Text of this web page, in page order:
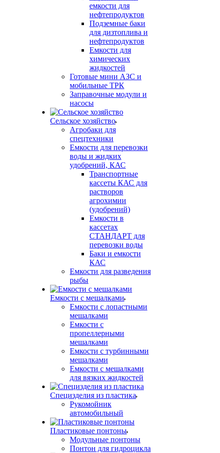
емкости для
нефтепродуктов
Подземные баки
для дизтоплива и
нефтепродуктов
Емкости для
химических
жидкостей
Готовые мини АЗС и
мобильные ТРК
Заправочные модули и
насосы
Сельское хозяйство
Агробаки для
спецтехники
Емкости для перевозки
воды и жидких
удобрений, КАС
Транспортные
кассеты КАС для
растворов
агрохимии
(удобрений)
Емкости в
кассетах
СТАНДАРТ для
перевозки воды
Баки и емкости
КАС
Емкости для разведения
рыбы
Емкости с мешалками
Емкости с лопастными
мешалками
Емкости с
пропеллерными
мешалками
Емкости с турбинными
мешалками
Емкости с мешалками
для вязких жидкостей
Специзделия из пластика
Рукомойник
автомобильный
Пластиковые понтоны
Модульные понтоны
Понтон для гидроцикла